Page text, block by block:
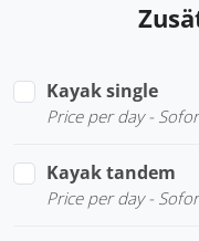
Kayak single
Price per day -
Kayak tandem
Price per day -